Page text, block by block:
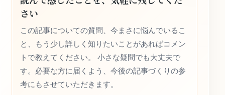
さい
この記事についての質問、今まさに悩んでいるこ
と、もう少し詳しく知りたいことがあればコメン
トで教えてください。 小さな疑問でも大丈夫で
す。必要な方に届くよう、今後の記事づくりの参
考にもさせていただきます。